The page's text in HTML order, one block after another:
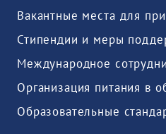
Стипендии и меры
Международное
Образовательные